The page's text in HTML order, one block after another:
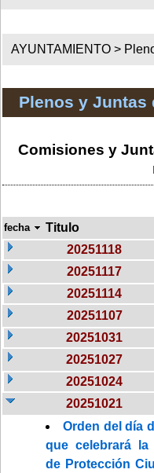
AYUNTAMIENTO >
Plenos y Juntas
Comisiones y
fecha Titulo
20251118
20251117
20251114
20251107
20251031
20251027
20251024
20251021
Orden del día
que celebrará la
de Protección